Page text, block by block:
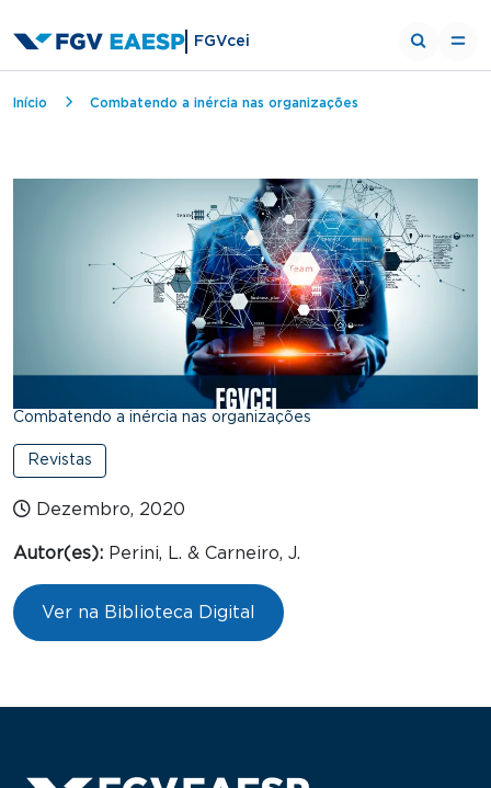
FGVcei
Trilha de navegação
Início Combatendo a inércia nas organizações
Combatendo a inércia nas organizações
Revistas
Dezembro, 2020
Autor(es): Perini, L. & Carneiro, J.
Ver na Biblioteca Digital